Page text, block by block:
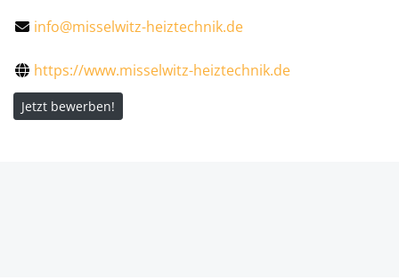
info@misselwitz-heiztechnik.de
https://www.misselwitz-heiztechnik.de
Jetzt bewerben!